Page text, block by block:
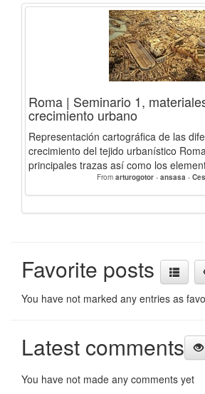
Roma | Seminario 1,
crecimiento urbano
Representación cartográfica de las
crecimiento del tejido urbanístico
principales trazas así como los
From arturogotor - ansasa -
Favorite posts
You have not marked any entries as
Latest comments
You have not made any comments yet